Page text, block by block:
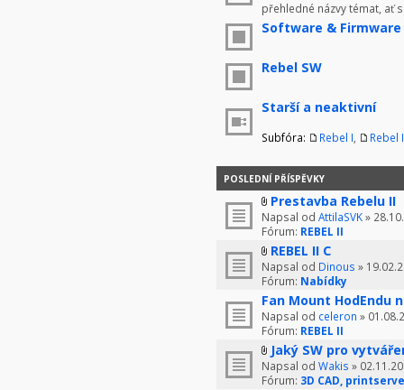
přehledné názvy témat, ať
Software & Firmware
Rebel SW
Starší a neaktivní
Subfóra: Rebel I Rebel
POSLEDNÍ PŘÍSPĚVKY
Prestavba Rebelu II
Napsal od AttilaSVK»
Fórum: REBEL II
REBEL II C
Napsal od Dinous »
Fórum: Nabídky
Fan Mount HodEndu
Napsal od celeron »
Fórum: REBEL II
Jaký SW pro
Napsal od Wakis »
Fórum: 3D CAD,